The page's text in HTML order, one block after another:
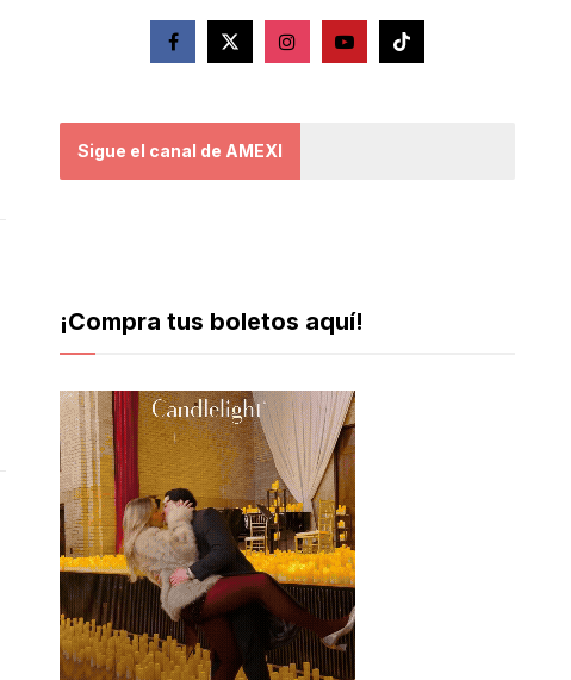
Sigue el canal de AMEXI
¡Compra tus boletos aquí!